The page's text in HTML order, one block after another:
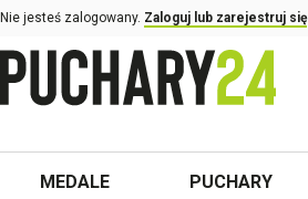
Nie jesteś zalogowany. Zaloguj lub zarejestruj się
MEDALE PUCHARY